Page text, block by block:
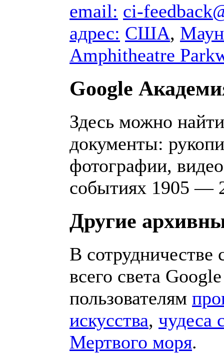
email: ci-
адрес: США,
Amphitheatre
Google
Здесь можно
документы:
фотографии,
событиях 1905 —
Другие
В сотрудничестве
всего света
пользователям
искусства, чудеса
Мертвого моря.